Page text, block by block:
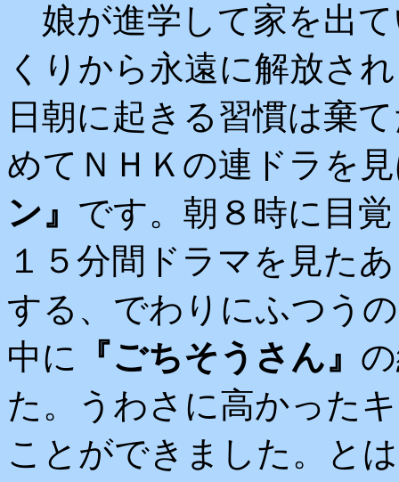
娘が進学して家を出
くりから永遠に解放さ
日朝に起きる習慣は棄
めてＮＨＫの連ドラを
ン』 です。朝８時に目
１５分間ドラマを見た
する、でわりにふつう
中に 『ごちそうさん』
た。うわさに高かった
ことができました。と